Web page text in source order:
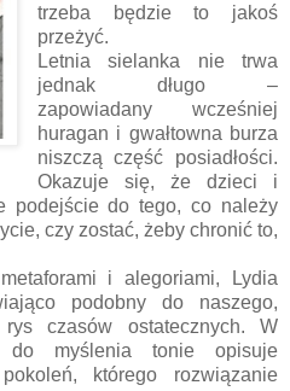
trzeba będzie to jakoś
przeżyć.
Letnia sielanka nie trwa
jednak długo –
zapowiadany wcześniej
huragan i gwałtowna burza
niszczą część posiadłości.
Okazuje się, że dzieci i
podejście do tego, co należy
czy zostać, żeby chronić to,
i alegoriami, Lydia
podobny do naszego,
czasów ostatecznych. W
do myślenia tonie opisuje
którego rozwiązanie